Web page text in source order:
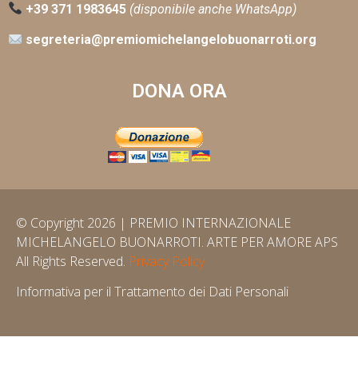
+39 371 1983645 (disponibile anche WhatsApp)
segreteria@premiomichelangelobuonarroti.org
DONA ORA
© Copyright 2026 | PREMIO INTERNAZIONALE
MICHELANGELO BUONARROTI. ARTE PER AMORE APS
All Rights Reserved. Privacy Policy
Informativa per il Trattamento dei Dati Personali